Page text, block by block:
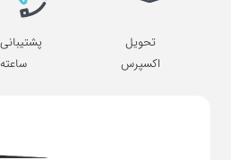
تحویل
اکسپرس
ساعته